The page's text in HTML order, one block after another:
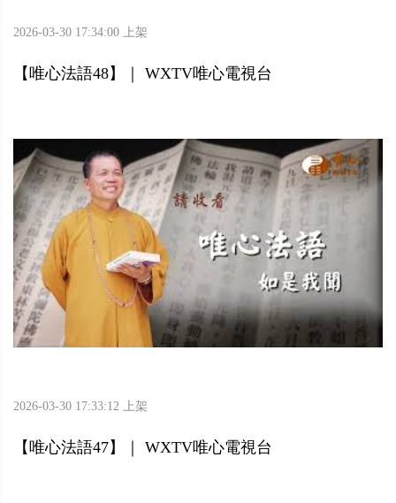
2026-03-30 17:34:00 上架
【唯心法語48】｜ WXTV唯心電視台
2026-03-30 17:33:12 上架
【唯心法語47】｜ WXTV唯心電視台